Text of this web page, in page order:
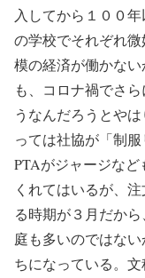
入してから１００
の学校でそれぞれ
模の経済が働かな
も、コロナ禍でさ
うなんだろうとや
っては社協が「制
PTAがジャージな
くれてはいるが、
る時期が３月だか
庭も多いのではな
ちになっている。